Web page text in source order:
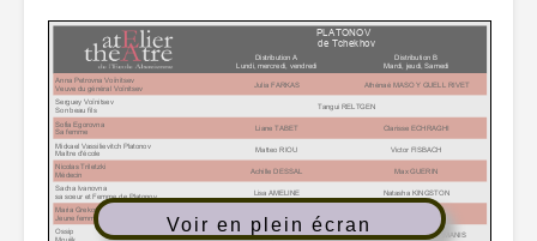
Voir en plein écran